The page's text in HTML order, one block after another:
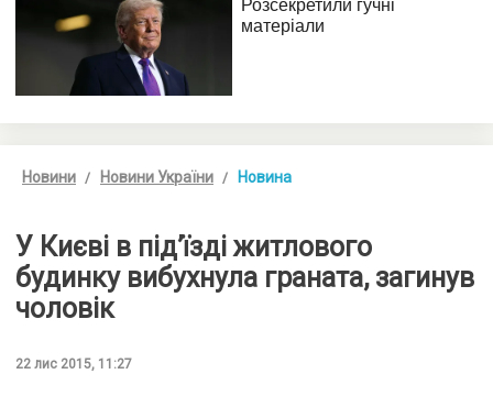
Новини Новини України Новина
У Києві в під’їзді житлового
будинку вибухнула граната, загинув
чоловік
22 лис 2015, 11:27